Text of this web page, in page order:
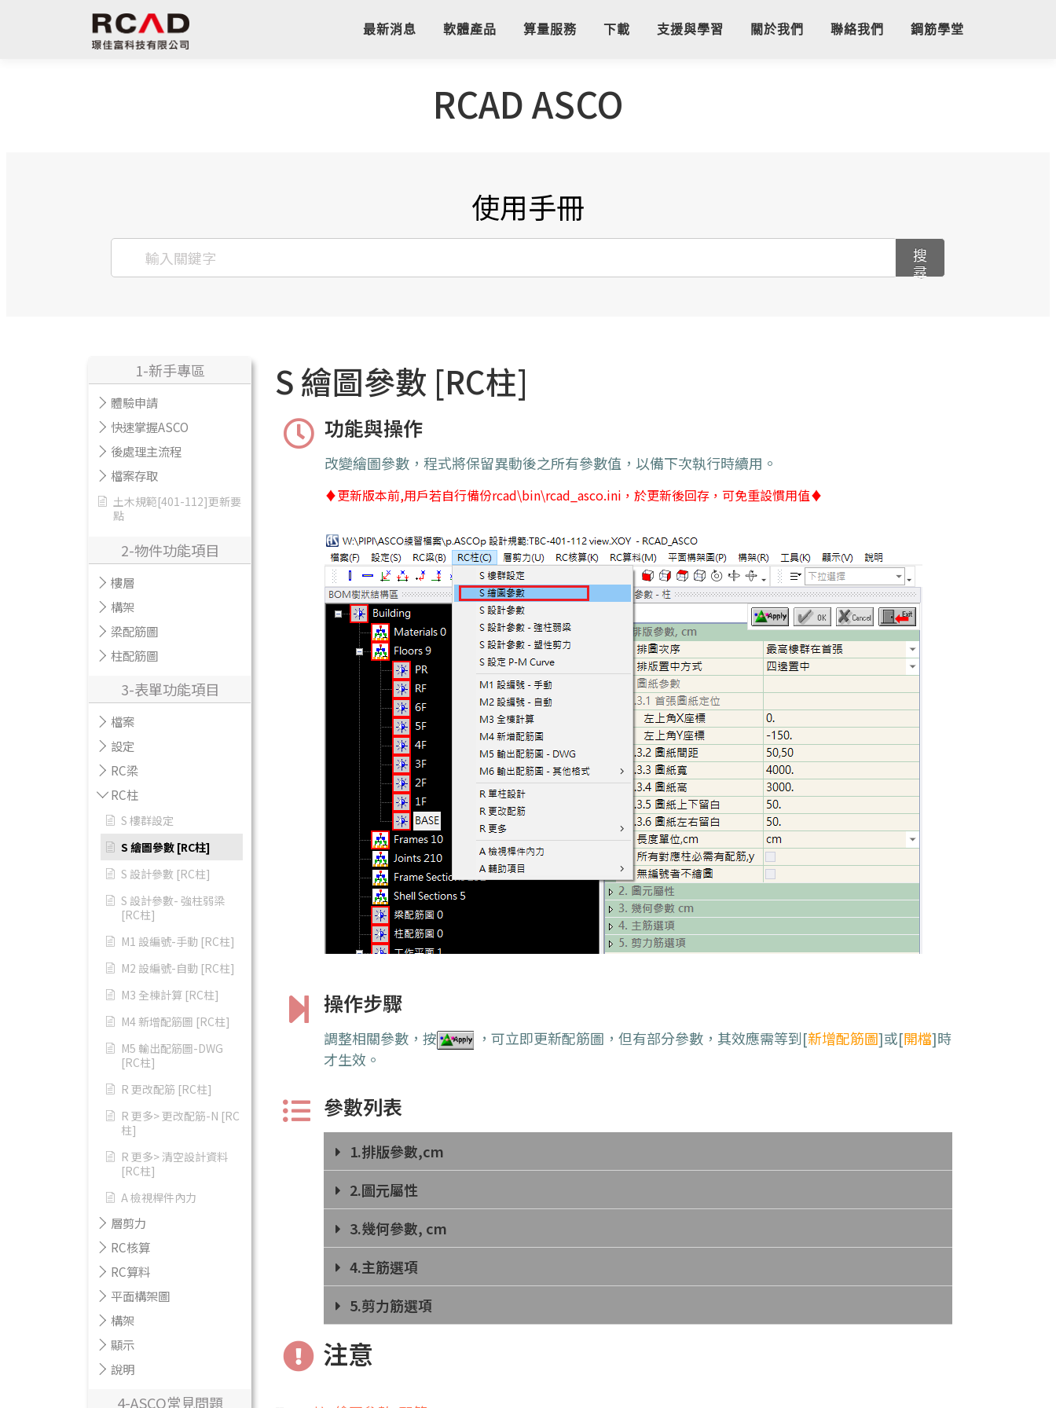
最新消息 軟體產品 算量服務 下載 支援與學習 關於我們 聯絡我們 鋼筋學堂
RCAD ASCO
使用手冊
搜
尋
1-新手專區
體驗申請
快速掌握ASCO
後處理主流程
檔案存取
土木規範[401-112]更新要
點
2-物件功能項目
樓層
構架
梁配筋圖
柱配筋圖
3-表單功能項目
檔案
設定
RC梁
RC柱
S 樓群設定
S 繪圖參數 [RC柱]
S 設計參數 [RC柱]
S 設計參數- 強柱弱梁
[RC柱]
M1 設編號-手動 [RC柱]
M2 設編號-自動 [RC柱]
M3 全棟計算 [RC柱]
M4 新增配筋圖 [RC柱]
M5 輸出配筋圖-DWG
[RC柱]
R 更改配筋 [RC柱]
R 更多> 更改配筋-N [RC
柱]
R 更多> 清空設計資料
[RC柱]
A 檢視桿件內力
層剪力
RC核算
RC算料
平面構架圖
構架
顯示
說明
4-ASCO常見問題
S 繪圖參數 [RC柱]
功能與操作
改變繪圖參數，程式將保留異動後之所有參數值，以備下次執行時續用。
♦更新版本前,用戶若自行備份rcad\bin\rcad_asco.ini ，於更新後回存，可免重設慣用值♦
操作步驟
調整相關參數，按 ，可立即更新配筋圖 ，但有部分參數，其效應需等到[新增配筋圖]或[開檔]時
才生效。
參數列表
1.排版參數,cm
2.圖元屬性
3.幾何參數, cm
4.主筋選項
5.剪力筋選項
注意